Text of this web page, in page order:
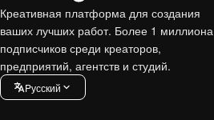
Креативная платформа для создания
ваших лучших работ. Более 1 миллиона
подписчиков среди креаторов,
предприятий, агентств и студий.
Pусский